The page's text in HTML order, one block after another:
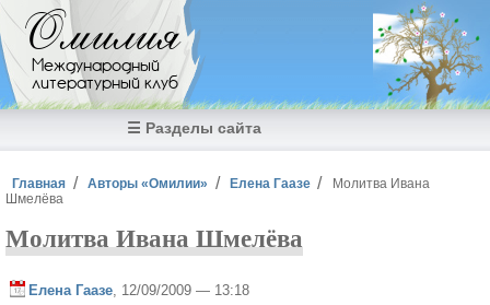
Перейти к основному содержанию
Омилия
Международный
литературный клуб
☰ Разделы сайта
Вы здесь
Главная Авторы «Омилии» Елена Гаазе
Молитва Ивана
Шмелёва
Молитва Ивана Шмелёва
Елена Гаазе , 12/09/2009 — 13:18